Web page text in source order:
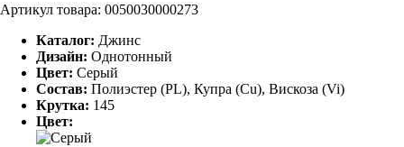
Артикул товара: 0050030000273
Каталог: Джинс
Дизайн: Однотонный
Цвет: Серый
Состав: Полиэстер (PL), Купра (Cu), Вискоза (Vi)
Крутка: 145
Цвет: